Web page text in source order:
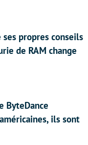
propres conseils
de RAM change
ByteDance
ils sont